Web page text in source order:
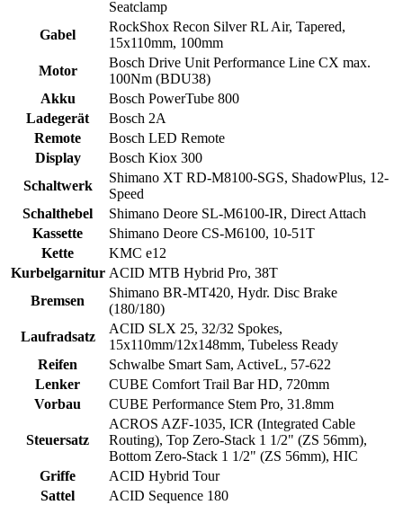
Seatclamp
Gabel
RockShox Recon Silver RL Air, Tapered,
15x110mm, 100mm
Motor
Bosch Drive Unit Performance Line CX max.
100Nm (BDU38)
Akku
Bosch PowerTube 800
Ladegerät
Bosch 2A
Remote
Bosch LED Remote
Display
Bosch Kiox 300
Schaltwerk
Shimano XT RD-M8100-SGS, ShadowPlus, 12-
Speed
Schalthebel
Shimano Deore SL-M6100-IR, Direct Attach
Kassette
Shimano Deore CS-M6100, 10-51T
Kette
KMC e12
Kurbelgarnitur ACID MTB Hybrid Pro, 38T
Bremsen
Shimano BR-MT420, Hydr. Disc Brake
(180/180)
Laufradsatz
ACID SLX 25, 32/32 Spokes,
15x110mm/12x148mm, Tubeless Ready
Reifen
Schwalbe Smart Sam, ActiveL, 57-622
Lenker
CUBE Comfort Trail Bar HD, 720mm
Vorbau
CUBE Performance Stem Pro, 31.8mm
Steuersatz
ACROS AZF-1035, ICR (Integrated Cable
Routing), Top Zero-Stack 1 1/2" (ZS 56mm),
Bottom Zero-Stack 1 1/2" (ZS 56mm), HIC
Griffe
ACID Hybrid Tour
Sattel
ACID Sequence 180